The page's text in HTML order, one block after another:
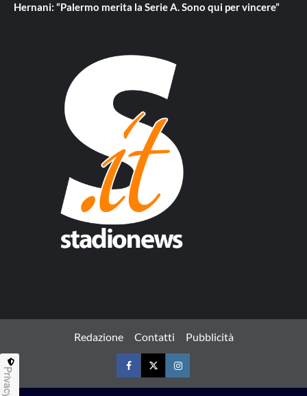
Hernani: “Palermo merita la Serie A. Sono qui per vincere”
Redazione Contatti Pubblicità
FacebookTwitterInstagram
Privacy